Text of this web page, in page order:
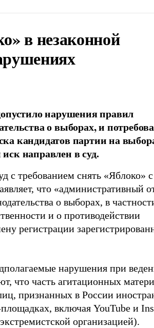
в незаконной
нарушения правил
о выборах, и
кандидатов партии на
направлен в суд.
с требованием снять «Яблоко» с
что «административный
о выборах, в
и о противодействии
регистрации
нарушения при
что часть агитационных
признанных в России
включая YouTube и
организацией).